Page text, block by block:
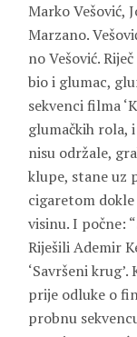
Marko Vešović,
Marzano.
no Vešović.
bio i glumac,
sekvenci filma
glumačkih rola,
nisu održale,
klupe, stane uz
cigaretom
visinu. I počne:
RiješiliAdemir
‘Savršeni
prije odluke o
probnu